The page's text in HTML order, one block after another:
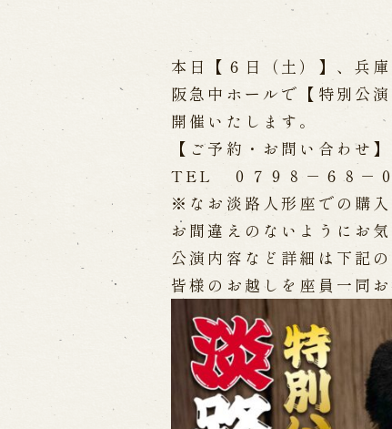
出張公演
出張公演 学校公演 海外旅行客
歴史
淡路島と国生み神話
淡路人形浄
淡路人形独自の演目
淡路人形の
南あわじ市の伝統芸能
本日【６日（土）】、兵
阪急中ホールで【特別公
開催いたします。
【ご予約・お問い合わせ
TEL ０７９８－６８－
※なお淡路人形座での購
お間違えのないようにお
公演内容など詳細は下記
皆様のお越しを座員一同